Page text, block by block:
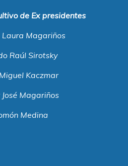
de Ex presidentes
Laura Magariños
Raúl Sirotsky
Kaczmar
Magariños
Medina